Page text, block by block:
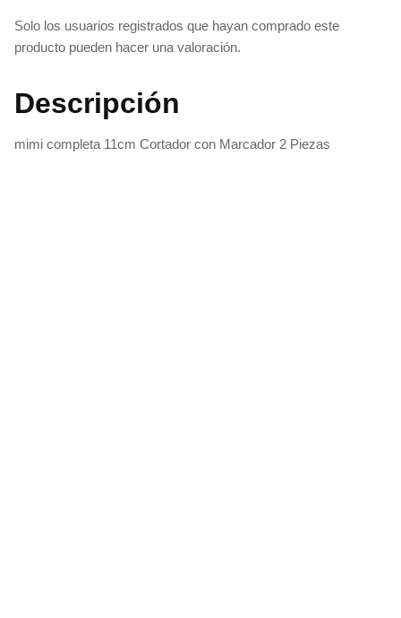
Solo los usuarios registrados que hayan comprado este
producto pueden hacer una valoración.
Descripción
mimi completa 11cm Cortador con Marcador 2 Piezas